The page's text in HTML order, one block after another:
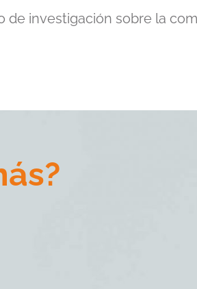
de investigación sobre la